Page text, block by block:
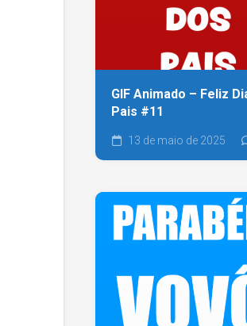
GIF Animado – Feliz
Pais #11
13 de maio de 2025